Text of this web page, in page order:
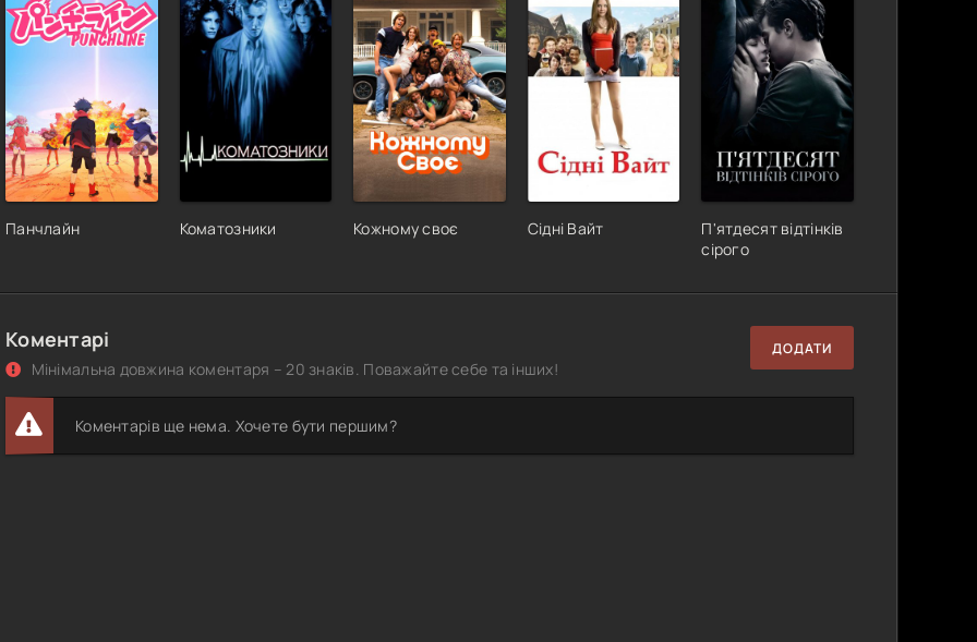
Панчлайн Коматозники Кожному своє Сідні Вайт
П'ятдесят відтінків
сірого
Коментарі
Мінімальна довжина коментаря – 20 знаків. Поважайте себе та інших!
ДОДАТИ
Коментарів ще нема. Хочете бути першим?